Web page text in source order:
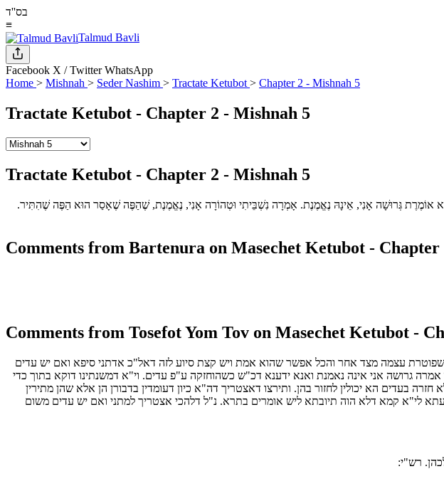
בס''ד
≡
Talmud Bavli
Facebook X / TwitterWhatsApp
Home > Mishnah > Seder Nashim > Tractate Ketubot > Chapter 2 - Mishnah 5
Tractate Ketubot - Chapter 2 - Mishnah 5
Tractate Ketubot - Chapter 2 - Mishnah 5
גְּרוּשָׁה אָנִי, אֵינָהּ נֶאֱמֶנֶת. אָמְרָה נִשְׁבֵּיתִי וּטְהוֹרָה אָנִי, נֶאֱמֶנֶת, שֶׁהַפֶּה שֶׁאָסַר הוּא הַפֶּה שֶׁהִתִּיר.
Comments from Bartenura on Masechet Ketubot - Chapter
Comments from Tosefot Yom Tov on Masechet Ketubot -
שפוטרת עצמה מצד אחר והכל אפשר שהוא אמת ויש קצת סיוע לזה דאל"כ אדתני סיפא ואם יש עדים
גרושה אני אינה נאמנת ואנא ידענא דכ"ש כשהוחזקה ע"פ עדים. וי"א דמשנתינו דוקא בתוך כדי
בעדים הא יכולין לחזור בהן. ותירצו דאצטריך דה"א כיון דעומדין בדבורן הן אלא שהן מתירין
לי"א קמא דלא הוה תיובתא ליש אומרים בתרא. נ"ל דלהכי אצטריך למתני ואם יש עדים משום
רש"י: